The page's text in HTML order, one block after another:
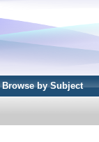
Browse by Subject